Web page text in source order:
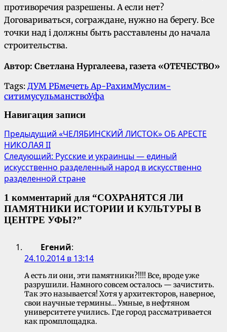
противоречия разрешены. А если нет?
Договариваться, сограждане, нужно на берегу. Все
точки над i должны быть расставлены до начала
строительства.
Автор: Светлана Нургалеева, газета «ОТЕЧЕСТВО»
Tags: ДУМ РБмечеть Ар-РахимМуслим-
ситимусульманствоУфа
Навигация записи
Предыдущий «ЧЕЛЯБИНСКИЙ ЛИСТОК» ОБ АРЕСТЕ
НИКОЛАЯ II
Следующий: Русские и украинцы — единый
искусственно разделенный народ в искусственно
разделенной стране
1 комментарий для “СОХРАНЯТСЯ ЛИ
ПАМЯТНИКИ ИСТОРИИ И КУЛЬТУРЫ В
ЦЕНТРЕ УФЫ?”
Егений:
24.10.2014 в 13:14
А есть ли они, эти памятники?!!!! Все, вроде уже
разрушили. Намного совсем осталось — зачистить.
Так это называется! Хотя у архитекторов, наверное,
свои научные термины… Умные, в нефтяном
университете учились. Где город рассматривается
как промплощадка.